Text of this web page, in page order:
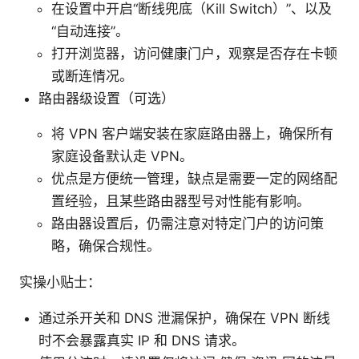
在设置中开启“断线兜底（Kill Switch）”、以及
“自动连接”。
打开浏览器，访问健康门户，观察是否存在卡顿
或断连情况。
路由器级设置（可选）
将 VPN 客户端安装在家庭路由器上，确保所有
家庭设备默认走 VPN。
优点是方便统一管理，缺点是需要一定的网络配
置经验，且某些路由器型号对性能有影响。
路由器设置后，仍需注意对特定门户的访问策
略，确保合规性。
实操小贴士：
通过杀开关和 DNS 泄漏保护，确保在 VPN 断线
时不会暴露真实 IP 和 DNS 请求。